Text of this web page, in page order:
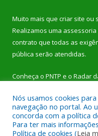
Muito mais que criar site ou
Realizamos uma assessoria
contrato que todas as
pública serão atendidas.
Conheça o PNTP e o Radar
Todos os direitos
Nós usamos cookies
navegação no portal. Ao
concorda com a política
Para ter mais
Política de cookies (Leia